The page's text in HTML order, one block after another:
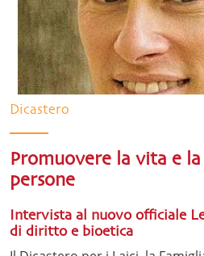
Dicastero
Promuovere la vita e
persone
Intervista al nuovo officiale
di diritto e bioetica